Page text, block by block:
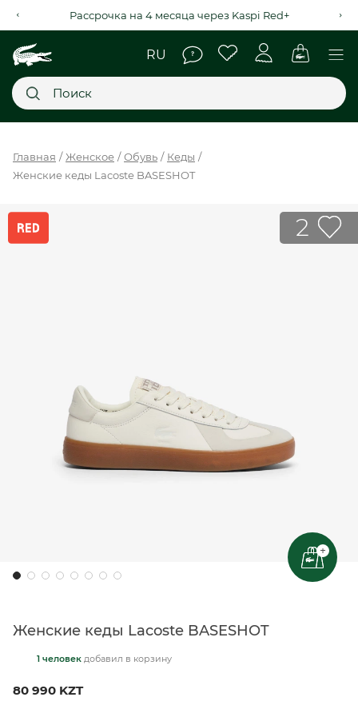
Рассрочка на 4 месяца через Kaspi Red+
НОВИНКИ
SALE
Главная Женское Обувь
Кеды
Женские кеды Lacoste BASESHOT
2
+
Женские кеды Lacoste BASESHOT
1 человек добавил в корзину
80 990 KZT